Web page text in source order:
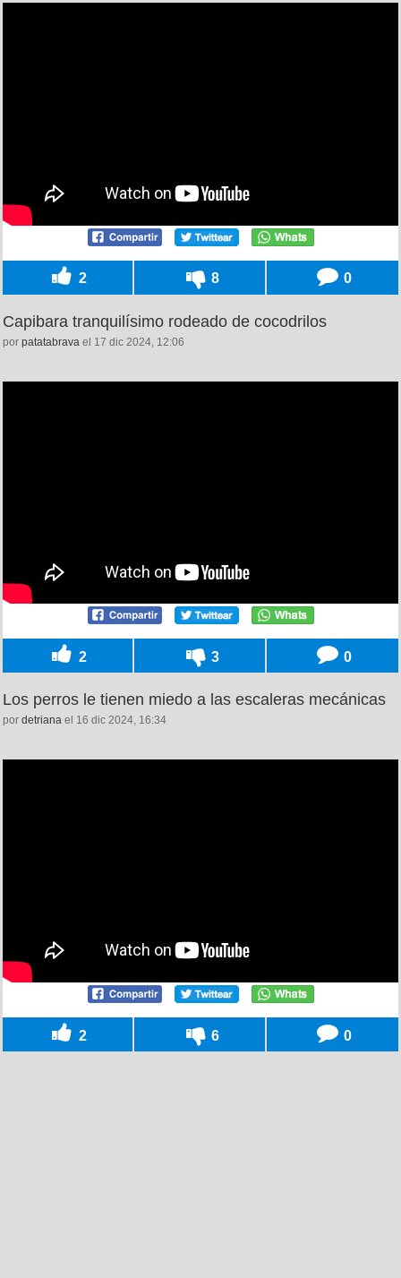
2 8 0
Capibara tranquilísimo rodeado de cocodrilos
por patatabrava el 17 dic 2024, 12:06
2 3 0
Los perros le tienen miedo a las escaleras mecánicas
por detriana el 16 dic 2024, 16:34
2 6 0